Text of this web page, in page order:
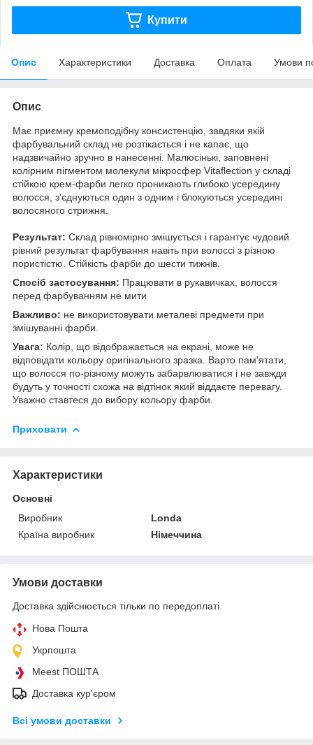
Купити
Опис Характеристики Доставка Оплата Умови
Опис
Має приємну кремоподібну консистенцію, завдяки якій
фарбувальний склад не розтікається і не капає, що
надзвичайно зручно в нанесенні. Малюсінькі, заповнені
колірним пігментом молекули мікросфер Vitaflection у складі
стійкою крем-фарби легко проникають глибоко усередину
волосся, з'єднуються один з одним і блокуються усередині
волосяного стрижня.
Результат: Склад рівномірно змішується і гарантує чудовий
рівний результат фарбування навіть при волоссі з різною
пористістю. Стійкість фарби до шести тижнів.
Спосіб застосування: Працювати в рукавичках, волосся
перед фарбуванням не мити
Важливо: не використовувати металеві предмети при
змішуванні фарби.
Увага: Колір, що відображається на екрані, може не
відповідати кольору оригінального зразка. Варто пам'ятати,
що волосся по-різному можуть забарвлюватися і не завжди
будуть у точності схожа на відтінок який віддаєте перевагу.
Уважно ставтеся до вибору кольору фарби.
Приховати
Характеристики
Основні
Виробник
Londa
Країна виробник
Німеччина
Умови доставки
Доставка здійснюється тільки по передоплаті.
Нова Пошта
Укрпошта
Meest ПОШТА
Доставка кур'єром
Всі умови доставки